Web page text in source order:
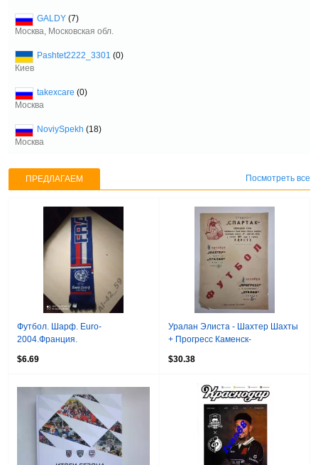
GALDY (7)
Москва, Московская обл.
Pashtet2222_3301 (0)
Киев
takexcare (0)
Москва
NoviySpekh (18)
Москва
ПРЕДЛАГАЕМ Посмотреть все
Футбол. Шарф. Euro-
2004.Франция.
$6.69
Уралан Элиста - Шахтер Шахты
+ Прогресс Каменск-
$30.38